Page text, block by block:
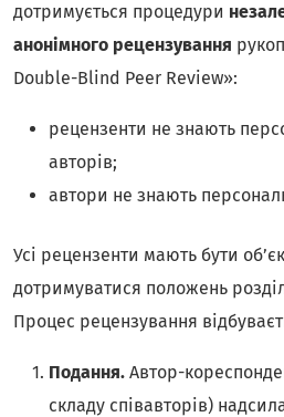
дотримується процедури
анонімного рецензування
Double-Blind Peer Review»:
рецензенти не знають
авторів;
автори не знають
Усі рецензенти мають бути
дотримуватися положень
Процес рецензування
Подання. Автор-
складу співавторів)